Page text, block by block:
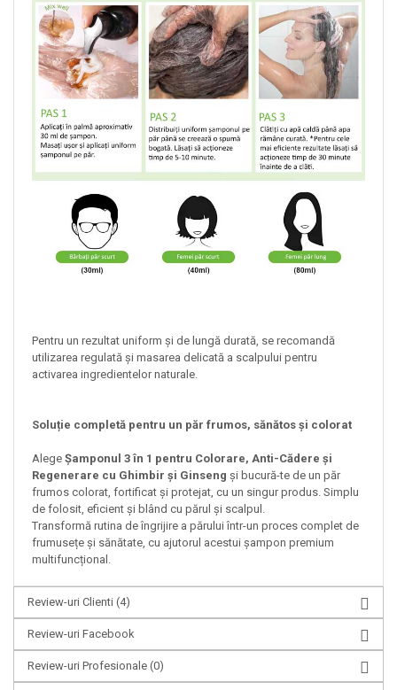
Pentru un rezultat uniform și de lungă durată, se recomandă
utilizarea regulată și masarea delicată a scalpului pentru
activarea ingredientelor naturale.
Soluție completă pentru un păr frumos, sănătos și colorat
Alege Șamponul 3 în 1 pentru Colorare, Anti-Cădere și
Regenerare cu Ghimbir și Ginseng și bucură-te de un păr
frumos colorat, fortificat și protejat, cu un singur produs. Simplu
de folosit, eficient și blând cu părul și scalpul.
Transformă rutina de îngrijire a părului într-un proces complet de
frumusețe și sănătate, cu ajutorul acestui șampon premium
multifuncțional.
Review-uri Clienti (4)
Review-uri Facebook
Review-uri Profesionale (0)